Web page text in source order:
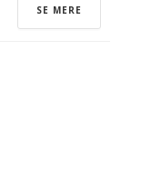
SE MERE